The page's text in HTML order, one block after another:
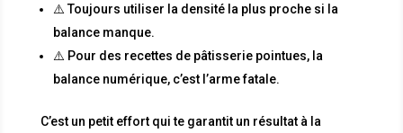
⚠️ Toujours utiliser la densité la plus proche si la
balance manque.
⚠️ Pour des recettes de pâtisserie pointues, la
balance numérique, c’est l’arme fatale.
C’est un petit effort qui te garantit un résultat à la